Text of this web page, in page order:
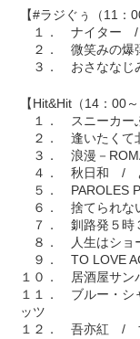
【#ラジぐぅ（11：
１． ナイター /
２． 微笑みの
３． おさななじ
【Hit&Hit（14：00
１． スニーカ
２． 逢いたく
３． 浪漫－
４． 秋日和 /
５． PAROLES
６． 捨てられ
７． 釧路発５
８． 人生はシ
９． TO LOVE
１０． 居酒屋サ
１１． ブルー・
ッツ
１２． 吾亦紅 /